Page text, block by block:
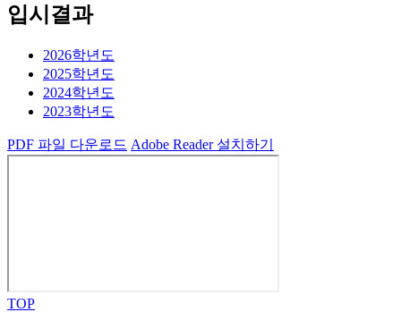
입시결과
2026학년도
2025학년도
2024학년도
2023학년도
PDF 파일 다운로드 Adobe Reader 설치하기
TOP